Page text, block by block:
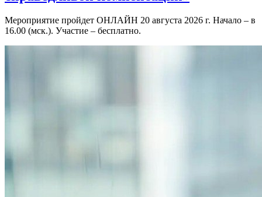
Мероприятие пройдет ОНЛАЙН 20 августа 2026 г. Начало – в
16.00 (мск.). Участие – бесплатно.